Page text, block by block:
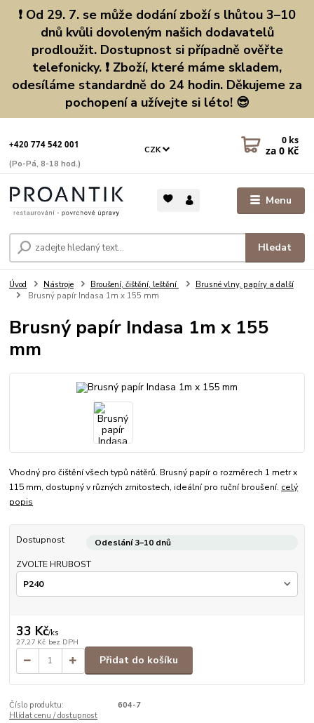
❗ Od 29. 7. se může dodání zboží s lhůtou 3–10
dnů kvůli dovoleným našich dodavatelů
prodloužit. Dostupnost si případně ověřte
telefonicky. ❗ Zboží, které máme skladem,
odesíláme standardně do 24 hodin. Děkujeme za
pochopení a užívejte si léto! 😎
Menu
CZK
Hledat
+420 774 542 001
(Po-Pá, 8-18 hod.)
0 ks
za 0 Kč
Úvod Nástroje Broušení, čištění, leštění
Brusné vlny, papíry a další
Brusný papír Indasa 1m x 155 mm
Brusný papír Indasa 1m x 155
mm
Vhodný pro čištění všech typů nátěrů. Brusný papír o rozměrech 1 metr x
115 mm, dostupný v různých zrnitostech, ideální pro ruční broušení. celý
popis
Dostupnost
Odeslání 3–10 dnů
ZVOLTE HRUBOST
33 Kč/ks
27,27 Kč bez DPH
Přidat do košíku
Číslo produktu:
604-7
Hlídat cenu / dostupnost